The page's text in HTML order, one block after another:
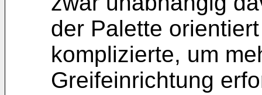
der Palette
komplizierte, um
Greifeinrichtung